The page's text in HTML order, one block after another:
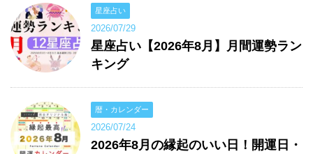
星座占い
2026/07/29
星座占い【2026年8月】月間運勢ラン
キング
暦・カレンダー
2026/07/24
2026年8月の縁起のいい日！開運日・